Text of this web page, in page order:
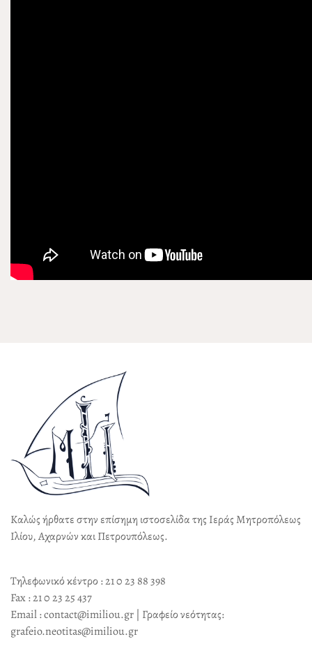
Καλώς ήρθατε στην επίσημη ιστοσελίδα της Ιεράς Μητροπόλεως
Ιλίου, Αχαρνών και Πετρουπόλεως.
Τηλεφωνικό κέντρο : 21 0 23 88 398
Fax : 21 0 23 25 437
Email : contact@imiliou.gr | Γραφείο νεότητας:
grafeio.neotitas@imiliou.gr